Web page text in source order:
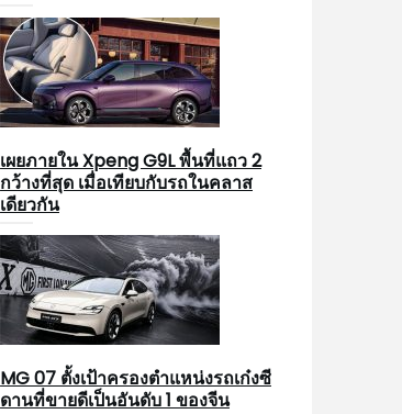
เผยภายใน Xpeng G9L พื้นที่แถว 2
กว้างที่สุด เมื่อเทียบกับรถในคลาส
เดียวกัน
MG 07 ตั้งเป้าครองตำแหน่งรถเก๋งซี
ดานที่ขายดีเป็นอันดับ 1 ของจีน